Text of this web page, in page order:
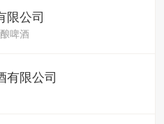
限公司
啤酒
有限公司